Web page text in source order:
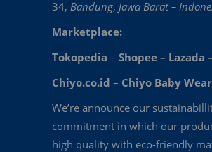
34, Bandung, Jawa Barat –
Marketplace:
Tokopedia – Shopee – Lazada –
Chiyo.co.id – Chiyo Baby Wear
We’re announce our
commitment in which our
high quality with eco-friendly